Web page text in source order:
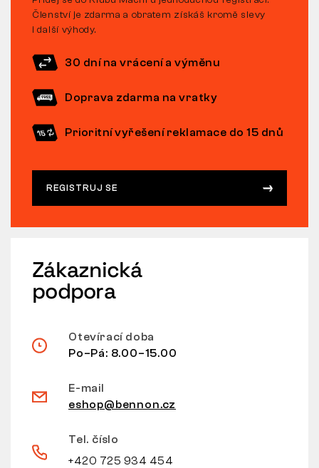
Členství je zdarma a obratem získáš kromě slevy
i další výhody.
30 dní na vrácení a výměnu
Doprava zdarma na vratky
Prioritní vyřešení reklamace do 15 dnů
REGISTRUJ SE
Zákaznická
podpora
Otevírací doba
Po–Pá: 8.00–15.00
E-mail
eshop@bennon.cz
Tel. číslo
+420 725 934 454